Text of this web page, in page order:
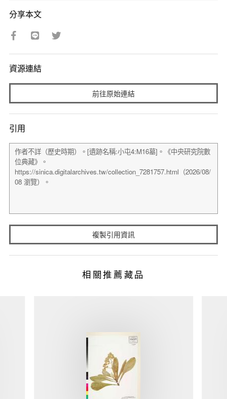
分享本文
資源連結
前往原始連結
引用
複製引用資訊
相關推薦藏品